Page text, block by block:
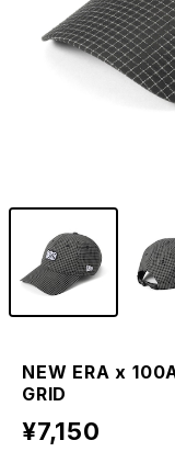
NEW ERA x
GRID
¥7,150